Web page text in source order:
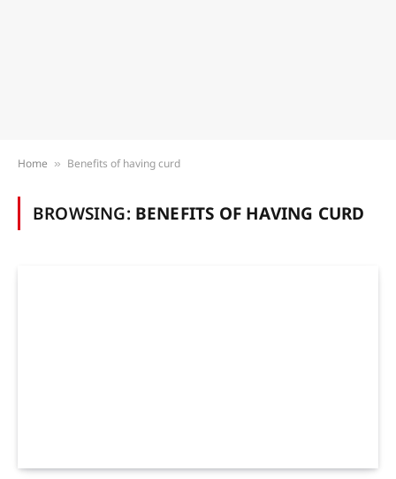
Home » Benefits of having curd
BROWSING: BENEFITS OF HAVING CURD